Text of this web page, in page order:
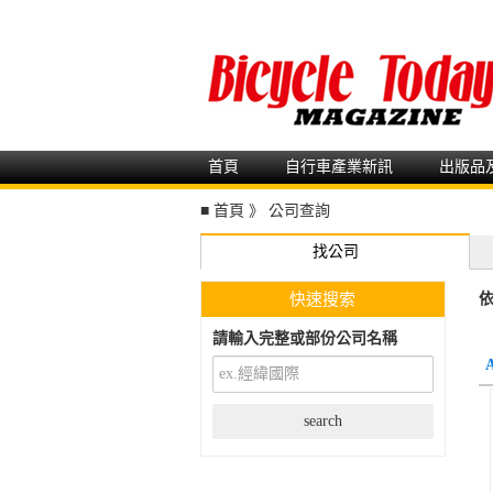
首頁 自行車產業新訊 出版品
■ 首頁 》 公司查詢
找公司
快速搜索
請輸入完整或部份公司名稱